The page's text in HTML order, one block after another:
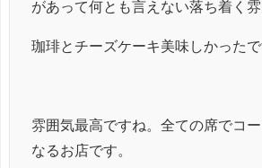
があって何とも言えない落ち着く雰
珈琲とチーズケーキ美味しかった
雰囲気最高ですね。全ての席でコー
なるお店です。